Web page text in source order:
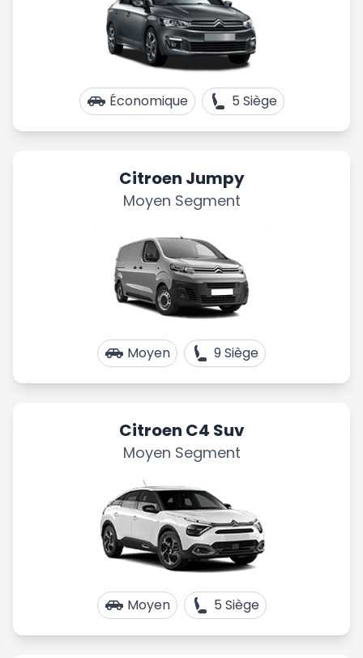
Économique 5 Siège
Citroen Jumpy
Moyen Segment
Moyen 9 Siège
Citroen C4 Suv
Moyen Segment
Moyen 5 Siège